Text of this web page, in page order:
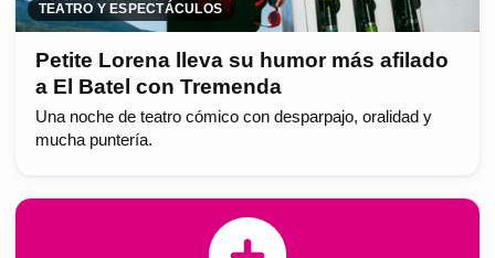
TEATRO Y ESPECTÁCULOS
Petite Lorena lleva su humor más afilado
a El Batel con Tremenda
Una noche de teatro cómico con desparpajo, oralidad y
mucha puntería.